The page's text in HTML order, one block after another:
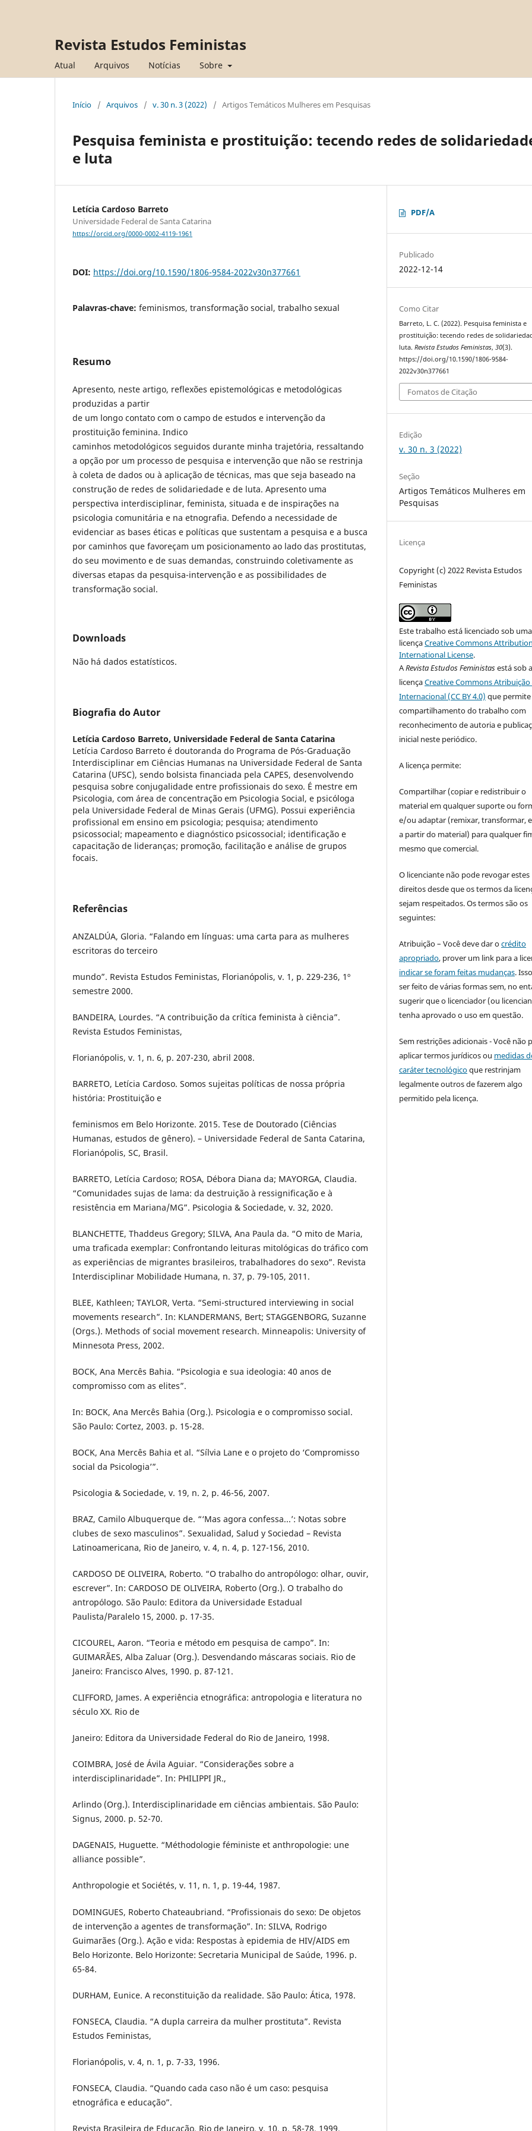
Revista Estudos Feministas
Atual Arquivos Notícias Sobre
Início / Arquivos / v. 30 n. 3 (2022) / Artigos Temáticos Mulheres em Pesquisas
Pesquisa feminista e prostituição: tecendo redes de
e luta
Letícia Cardoso Barreto
Universidade Federal de Santa Catarina
https://orcid.org/0000-0002-4119-1961
DOI: https://doi.org/10.1590/1806-9584-2022v30n377661
Palavras-chave: feminismos, transformação social, trabalho sexual
Resumo
Apresento, neste artigo, reflexões epistemológicas e metodológicas
produzidas a partir
de um longo contato com o campo de estudos e intervenção da
prostituição feminina. Indico
caminhos metodológicos seguidos durante minha trajetória, ressaltando
a opção por um processo de pesquisa e intervenção que não se restrinja
à coleta de dados ou à aplicação de técnicas, mas que seja baseado na
construção de redes de solidariedade e de luta. Apresento uma
perspectiva interdisciplinar, feminista, situada e de inspirações na
psicologia comunitária e na etnografia. Defendo a necessidade de
evidenciar as bases éticas e políticas que sustentam a pesquisa e a busca
por caminhos que favoreçam um posicionamento ao lado das prostitutas,
do seu movimento e de suas demandas, construindo coletivamente as
diversas etapas da pesquisa-intervenção e as possibilidades de
transformação social.
Downloads
Não há dados estatísticos.
Biografia do Autor
Letícia Cardoso Barreto, Universidade Federal de Santa Catarina
Letícia Cardoso Barreto é doutoranda do Programa de Pós-Graduação
Interdisciplinar em Ciências Humanas na Universidade Federal de Santa
Catarina (UFSC), sendo bolsista financiada pela CAPES, desenvolvendo
pesquisa sobre conjugalidade entre profissionais do sexo. É mestre em
Psicologia, com área de concentração em Psicologia Social, e psicóloga
pela Universidade Federal de Minas Gerais (UFMG). Possui experiência
profissional em ensino em psicologia; pesquisa; atendimento
psicossocial; mapeamento e diagnóstico psicossocial; identificação e
capacitação de lideranças; promoção, facilitação e análise de grupos
focais.
Referências
ANZALDÚA, Gloria. “Falando em línguas: uma carta para as mulheres
escritoras do terceiro
mundo”. Revista Estudos Feministas, Florianópolis, v. 1, p. 229-236, 1º
semestre 2000.
BANDEIRA, Lourdes. “A contribuição da crítica feminista à ciência”.
Revista Estudos Feministas,
Florianópolis, v. 1, n. 6, p. 207-230, abril 2008.
BARRETO, Letícia Cardoso. Somos sujeitas políticas de nossa própria
história: Prostituição e
feminismos em Belo Horizonte. 2015. Tese de Doutorado (Ciências
Humanas, estudos de gênero). – Universidade Federal de Santa Catarina,
Florianópolis, SC, Brasil.
BARRETO, Letícia Cardoso; ROSA, Débora Diana da; MAYORGA, Claudia.
“Comunidades sujas de lama: da destruição à ressignificação e à
resistência em Mariana/MG”. Psicologia & Sociedade, v. 32, 2020.
BLANCHETTE, Thaddeus Gregory; SILVA, Ana Paula da. “O mito de Maria,
uma traficada exemplar: Confrontando leituras mitológicas do tráfico com
as experiências de migrantes brasileiros, trabalhadores do sexo”. Revista
Interdisciplinar Mobilidade Humana, n. 37, p. 79-105, 2011.
BLEE, Kathleen; TAYLOR, Verta. “Semi-structured interviewing in social
movements research”. In: KLANDERMANS, Bert; STAGGENBORG, Suzanne
(Orgs.). Methods of social movement research. Minneapolis: University of
Minnesota Press, 2002.
BOCK, Ana Mercês Bahia. “Psicologia e sua ideologia: 40 anos de
compromisso com as elites”.
In: BOCK, Ana Mercês Bahia (Org.). Psicologia e o compromisso social.
São Paulo: Cortez, 2003. p. 15-28.
BOCK, Ana Mercês Bahia et al. “Sílvia Lane e o projeto do ‘Compromisso
social da Psicologia’”.
Psicologia & Sociedade, v. 19, n. 2, p. 46-56, 2007.
BRAZ, Camilo Albuquerque de. “‘Mas agora confessa...’: Notas sobre
clubes de sexo masculinos”. Sexualidad, Salud y Sociedad – Revista
Latinoamericana, Rio de Janeiro, v. 4, n. 4, p. 127-156, 2010.
CARDOSO DE OLIVEIRA, Roberto. “O trabalho do antropólogo: olhar, ouvir,
escrever”. In: CARDOSO DE OLIVEIRA, Roberto (Org.). O trabalho do
antropólogo. São Paulo: Editora da Universidade Estadual
Paulista/Paralelo 15, 2000. p. 17-35.
CICOUREL, Aaron. “Teoria e método em pesquisa de campo”. In:
GUIMARÃES, Alba Zaluar (Org.). Desvendando máscaras sociais. Rio de
Janeiro: Francisco Alves, 1990. p. 87-121.
CLIFFORD, James. A experiência etnográfica: antropologia e literatura no
século XX. Rio de
Janeiro: Editora da Universidade Federal do Rio de Janeiro, 1998.
COIMBRA, José de Ávila Aguiar. “Considerações sobre a
interdisciplinaridade”. In: PHILIPPI JR.,
Arlindo (Org.). Interdisciplinaridade em ciências ambientais. São Paulo:
Signus, 2000. p. 52-70.
DAGENAIS, Huguette. “Méthodologie féministe et anthropologie: une
alliance possible”.
Anthropologie et Sociétés, v. 11, n. 1, p. 19-44, 1987.
DOMINGUES, Roberto Chateaubriand. “Profissionais do sexo: De objetos
de intervenção a agentes de transformação”. In: SILVA, Rodrigo
Guimarães (Org.). Ação e vida: Respostas à epidemia de HIV/AIDS em
Belo Horizonte. Belo Horizonte: Secretaria Municipal de Saúde, 1996. p.
65-84.
DURHAM, Eunice. A reconstituição da realidade. São Paulo: Ática, 1978.
FONSECA, Claudia. “A dupla carreira da mulher prostituta”. Revista
Estudos Feministas,
Florianópolis, v. 4, n. 1, p. 7-33, 1996.
FONSECA, Claudia. “Quando cada caso não é um caso: pesquisa
etnográfica e educação”.
Revista Brasileira de Educação, Rio de Janeiro, v. 10, p. 58-78, 1999.
PDF/A
Publicado
2022-12-14
Como Citar
Barreto, L. C. (2022). Pesquisa feminista e
prostituição: tecendo redes de
luta.Revista Estudos Feministas,30(3).
https://doi.org/10.1590/1806-9584-
2022v30n377661
Fomatos de Citação
Edição
v. 30 n. 3 (2022)
Seção
Artigos Temáticos Mulheres em
Pesquisas
Licença
Copyright (c) 2022 Revista Estudos
Feministas
Este trabalho está licenciado sob uma
licençaCreative Commons
International License.
ARevista Estudos Feministasestá sob a
licençaCreative Commons Atribuição
Internacional (CC BY 4.0) que
compartilhamento do trabalho com
reconhecimento de autoria e
inicial neste periódico.
A licença permite:
Compartilhar (copiar e redistribuir o
material em qualquer suporte ou
e/ou adaptar (remixar, transformar,
a partir do material) para qualquer
mesmo que comercial.
O licenciante não pode revogar estes
direitos desde que os termos da
sejam respeitados. Os termos são os
seguintes:
Atribuição – Você deve dar ocrédito
apropriado, prover um link para a
indicar se foram feitas mudanças.
ser feito de várias formas sem, no
sugerir que o licenciador (ou
tenha aprovado o uso em questão.
Sem restrições adicionais - Você não
aplicar termos jurídicos ou medidas
caráter tecnológicoque restrinjam
legalmente outros de fazerem algo
permitido pela licença.